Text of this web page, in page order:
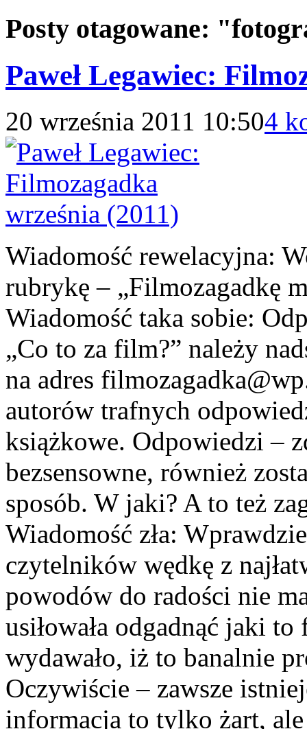
Posty otagowane:
Paweł Legawiec:
20 września 2011 10:504
Wiadomość rewelacyjna:
rubrykę – „Filmozagadkę
Wiadomość taka sobie:
„Co to za film?” należy
na adres
autorów trafnych
książkowe. Odpowiedzi –
bezsensowne, również
sposób. W jaki? A to też
Wiadomość zła:
czytelników wędkę z
powodów do radości nie
usiłowała odgadnąć jaki
wydawało, iż to banalnie
Oczywiście – zawsze
informacja to tylko żart,